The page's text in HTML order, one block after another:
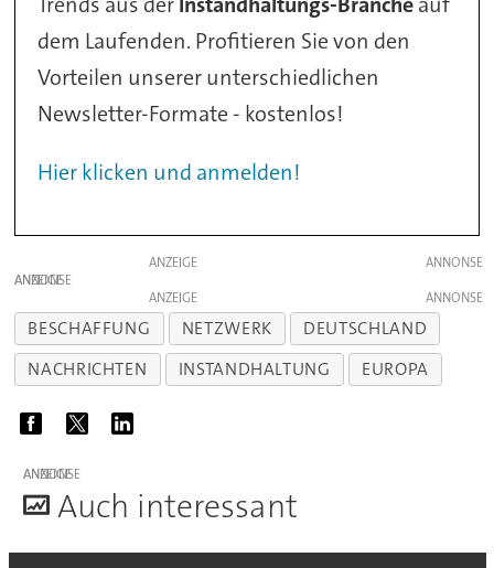
dem Laufenden. Profitieren Sie von den
Vorteilen unserer unterschiedlichen
Newsletter-Formate - kostenlos!
Hier klicken und anmelden!
ANZEIGE
ANZEIGE
ANZEIGE
BESCHAFFUNG NETZWERK
DEUTSCHLAND
NACHRICHTEN
INSTANDHALTUNG EUROPA
ANZEIGE
Auch interessant